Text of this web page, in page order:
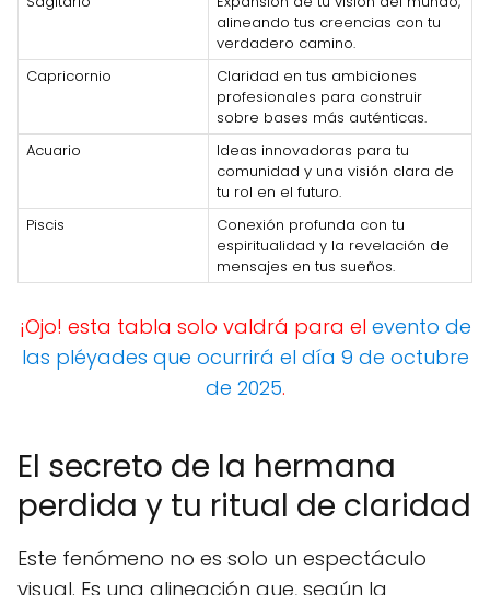
alineando tus creencias con tu
verdadero camino.
Capricornio
Claridad en tus ambiciones
profesionales para construir
sobre bases más auténticas.
Acuario
Ideas innovadoras para tu
comunidad y una visión clara de
tu rol en el futuro.
Piscis
Conexión profunda con tu
espiritualidad y la revelación de
mensajes en tus sueños.
¡Ojo! esta tabla solo valdrá para el evento de
las pléyades que ocurrirá el día 9 de octubre
de 2025.
El secreto de la hermana
perdida y tu ritual de claridad
Este fenómeno no es solo un espectáculo
visual. Es una alineación que, según la